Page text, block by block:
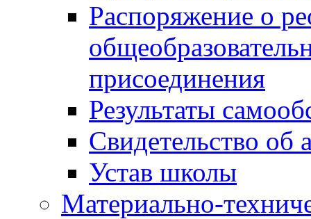
Распоряжение о
присоединения
Результаты
Свидетельство об
Устав школы
Материально-